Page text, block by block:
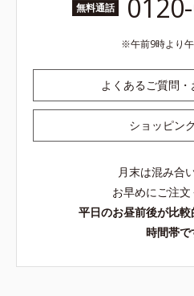
無料通話
午前9時より
よくあるご質問
ショッピン
月末は混み合
お早めにご注文
平日のお昼前後が比
時間帯で